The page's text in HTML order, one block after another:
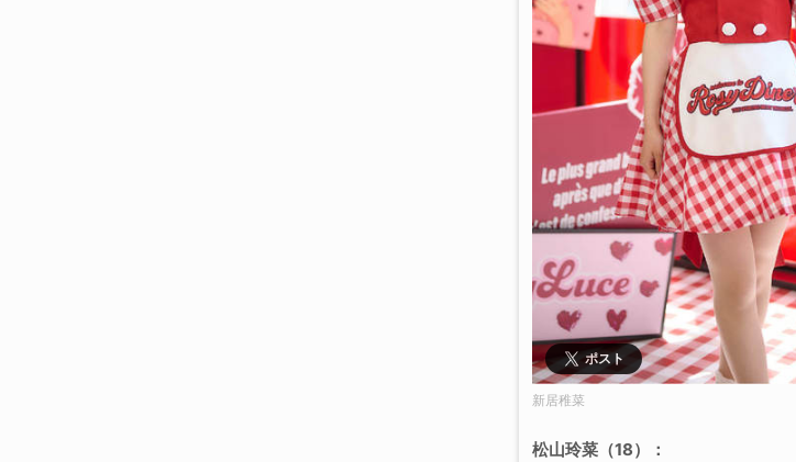
ポスト
新居稚菜
松山玲菜（18）：